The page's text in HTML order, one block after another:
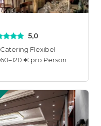
5,0
Catering Flexibel
60–120 € pro Person